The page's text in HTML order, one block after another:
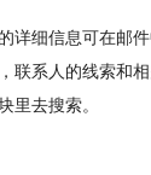
详细信息可在邮
联系人的线索和
里去搜索。